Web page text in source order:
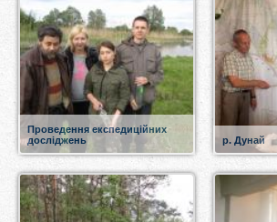
Проведення експедиційних
досліджень
р. Дунай